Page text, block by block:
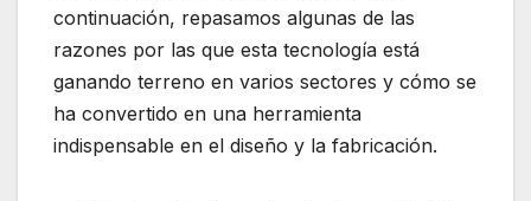
continuación, repasamos algunas de las
razones por las que esta tecnología está
ganando terreno en varios sectores y cómo se
ha convertido en una herramienta
indispensable en el diseño y la fabricación.